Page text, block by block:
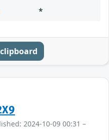
*
2024-10-09 00:31 –